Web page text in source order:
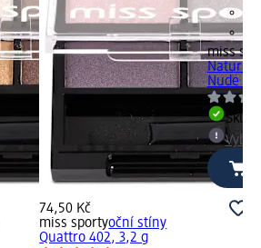
74,50 Kč
miss sportyoční stíny
Quattro 402, 3,2 g
miss
Nude